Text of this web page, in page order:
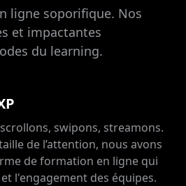
ligne soporifique. Nos
et impactantes
du learning.
swipons, streamons.
de l’attention, nous avons
de formation en ligne qui
l'engagement des équipes.